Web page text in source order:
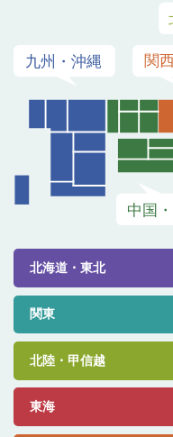
北海道・東北
関東
北陸・甲信越
東海